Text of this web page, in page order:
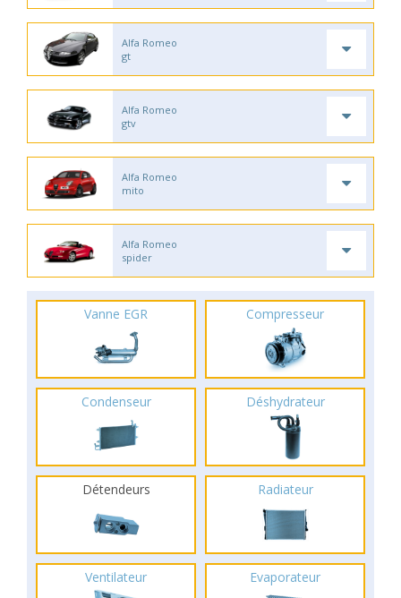
Alfa Romeo
gt
Alfa Romeo
gtv
Alfa Romeo
mito
Alfa Romeo
spider
Vanne EGR Compresseur
Condenseur Déshydrateur
Détendeurs Radiateur
Ventilateur Evaporateur